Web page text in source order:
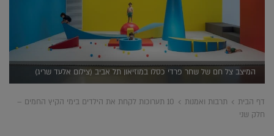
המיצב צל חם של שחר פרדי כסלו במוזיאון תל אביב (צילום אלעד שריג)
דף הבית תרבות ואמנות
10 תערוכות לקחת את הילדים בימי הקיץ החמים –
חלק שני